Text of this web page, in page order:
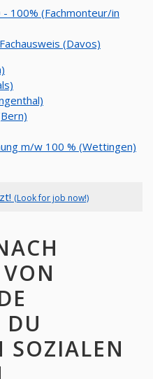
100% (Fachmonteur/in
(Davos)
m/w 100 % (Wettingen)
(Look for job now!)
DU
SOZIALEN